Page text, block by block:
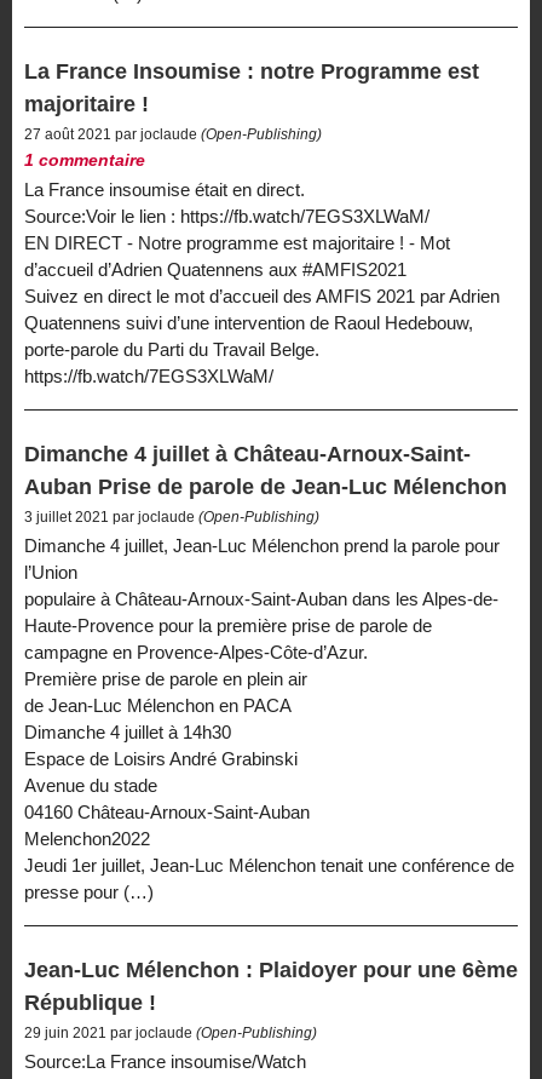
La France Insoumise : notre Programme est
majoritaire !
27 août 2021 par joclaude (Open-Publishing)
1 commentaire
La France insoumise était en direct.
Source:Voir le lien : https://fb.watch/7EGS3XLWaM/
EN DIRECT - Notre programme est majoritaire ! - Mot
d’accueil d’Adrien Quatennens aux #AMFIS2021
Suivez en direct le mot d’accueil des AMFIS 2021 par Adrien
Quatennens suivi d’une intervention de Raoul Hedebouw,
porte-parole du Parti du Travail Belge.
https://fb.watch/7EGS3XLWaM/
Dimanche 4 juillet à Château-Arnoux-Saint-
Auban Prise de parole de Jean-Luc Mélenchon
3 juillet 2021 par joclaude (Open-Publishing)
Dimanche 4 juillet, Jean-Luc Mélenchon prend la parole pour
l’Union
populaire à Château-Arnoux-Saint-Auban dans les Alpes-de-
Haute-Provence pour la première prise de parole de
campagne en Provence-Alpes-Côte-d’Azur.
Première prise de parole en plein air
de Jean-Luc Mélenchon en PACA
Dimanche 4 juillet à 14h30
Espace de Loisirs André Grabinski
Avenue du stade
04160 Château-Arnoux-Saint-Auban
Melenchon2022
Jeudi 1er juillet, Jean-Luc Mélenchon tenait une conférence de
presse pour (…)
Jean-Luc Mélenchon : Plaidoyer pour une 6ème
République !
29 juin 2021 par joclaude (Open-Publishing)
Source:La France insoumise/Watch